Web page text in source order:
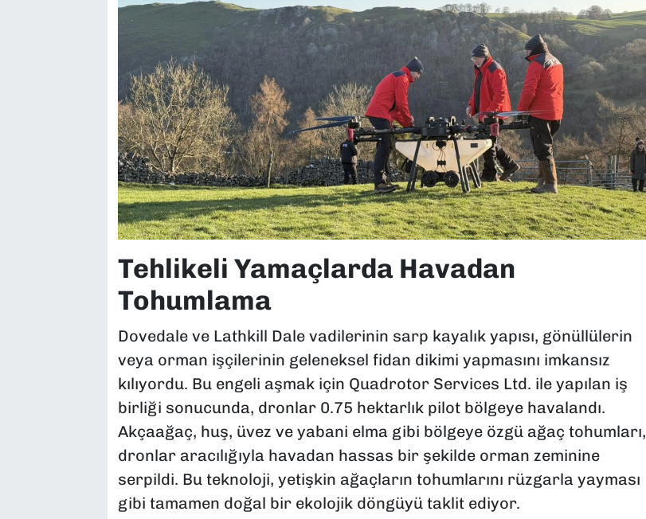
Tehlikeli Yamaçlarda Havadan
Tohumlama
Dovedale ve Lathkill Dale vadilerinin sarp kayalık yapısı, gönüllülerin
veya orman işçilerinin geleneksel fidan dikimi yapmasını imkansız
kılıyordu. Bu engeli aşmak için Quadrotor Services Ltd. ile yapılan iş
birliği sonucunda, dronlar 0.75 hektarlık pilot bölgeye havalandı.
Akçaağaç, huş, üvez ve yabani elma gibi bölgeye özgü ağaç tohumları,
dronlar aracılığıyla havadan hassas bir şekilde orman zeminine
serpildi. Bu teknoloji, yetişkin ağaçların tohumlarını rüzgarla yayması
gibi tamamen doğal bir ekolojik döngüyü taklit ediyor.